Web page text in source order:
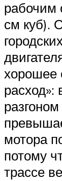
рабочим
см куб).
хорошее
мотора
потому
трассе